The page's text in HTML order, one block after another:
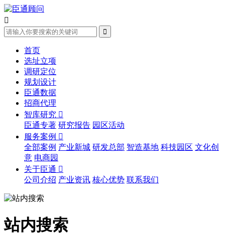


首页
选址立项
调研定位
规划设计
臣通数据
招商代理
智库研究 
臣通专著 研究报告 园区活动
服务案例 
全部案例 产业新城 研发总部 智造基地 科技园区 文化创
意 电商园
关于臣通 
公司介绍 产业资讯 核心优势 联系我们
站内搜索